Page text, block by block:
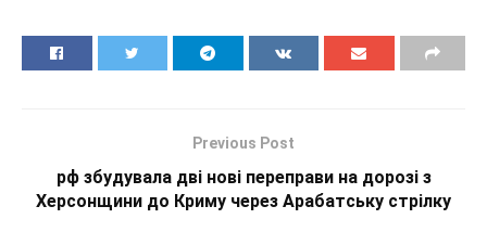
Previous Post
рф збудувала дві нові переправи на дорозі з
Херсонщини до Криму через Арабатську стрілку